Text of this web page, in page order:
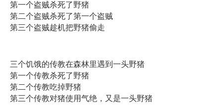
第一个盗贼杀死了野猪
第二个盗贼杀死了第一个盗贼
第三个盗贼趁机把野猪偷走
三个饥饿的传教在森林里遇到一头野猪
第一个传教杀死了野猪
第二个传教吃掉野猪
第三个传教对猪使用气绝，又是一头野猪